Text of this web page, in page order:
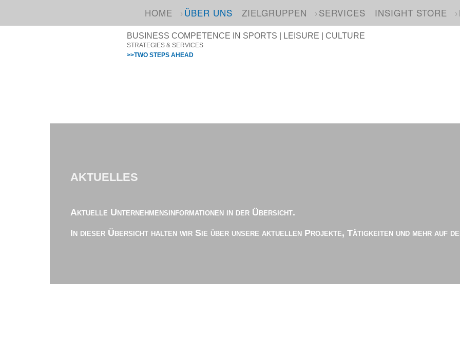
HOME ÜBER UNS ZIELGRUPPEN SERVICES INSIGHT STORE
BUSINESS COMPETENCE IN SPORTS | LEISURE | CULTURE
STRATEGIES & SERVICES
>>TWO STEPS AHEAD
AKTUELLES
Aktuelle Unternehmensinformationen in der Übersicht.
In dieser Übersicht halten wir Sie über unsere aktuellen Projekte, Tätigkeiten und mehr auf